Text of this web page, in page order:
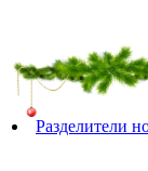
Разделители